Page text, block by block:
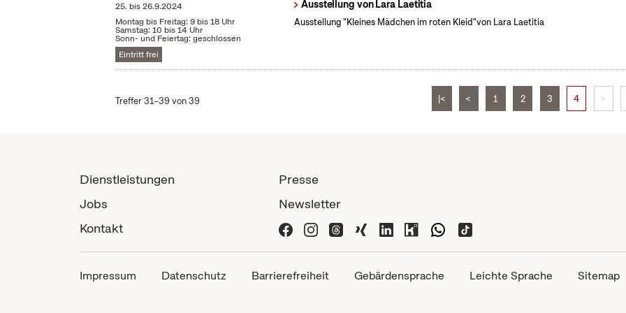
25. bis26.9.2024
Montag bis Freitag: 9 bis 18 Uhr
Samstag: 10 bis 14 Uhr
Sonn- und Feiertag: geschlossen
Eintritt frei
Ausstellung von Lara Laetitia
Ausstellung "Kleines Mädchen im roten Kleid"von Lara Laetitia
Treffer 31–39 von 39 |< < 1 2 3 4 >
Dienstleistungen
Jobs
Kontakt
Presse
Newsletter
Impressum Datenschutz Barrierefreiheit Gebärdensprache Leichte Sprache Sitemap